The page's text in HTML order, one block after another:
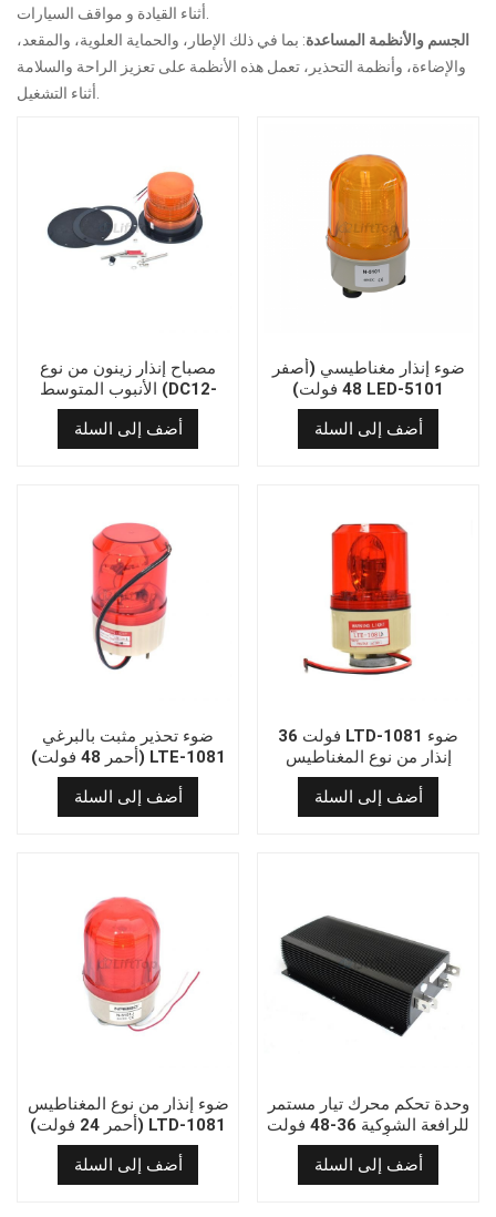
أثناء القيادة و مواقف السيارات.
الجسم والأنظمة المساعدة: بما في ذلك الإطار، والحماية العلوية، والمقعد،
والإضاءة، وأنظمة التحذير، تعمل هذه الأنظمة على تعزيز الراحة والسلامة
أثناء التشغيل.
مصباح إنذار زينون من نوع
الأنبوب المتوسط (DC12-
110V)
أضف إلى السلة
ضوء إنذار مغناطيسي (أصفر
48 فولت) LED-5101
أضف إلى السلة
ضوء تحذير مثبت بالبرغي
(أحمر 48 فولت) LTE-1081
أضف إلى السلة
36 فولت LTD-1081 ضوء
إنذار من نوع المغناطيس
-1081
أضف إلى السلة
ضوء إنذار من نوع المغناطيس
(أحمر 24 فولت) LTD-1081
أضف إلى السلة
وحدة تحكم محرك تيار مستمر
للرافعة الشوكية 36-48 فولت
600 أمبير 1219
أضف إلى السلة